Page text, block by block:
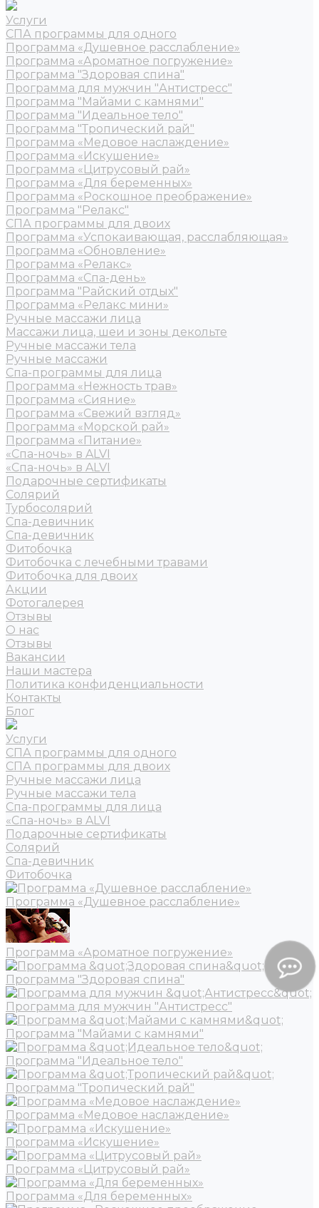
Услуги
СПА программы для одного
Программа «Душевное расслабление»
Программа «Ароматное погружение»
Программа "Здоровая спина"
Программа для мужчин "Антистресс"
Программа "Майами с камнями"
Программа "Идеальное тело"
Программа "Тропический рай"
Программа «Медовое наслаждение»
Программа «Искушение»
Программа «Цитрусовый рай»
Программа «Для беременных»
Программа «Роскошное преображение»
Программа "Релакс"
СПА программы для двоих
Программа «Успокаивающая, расслабляющая»
Программа «Обновление»
Программа «Релакс»
Программа «Спа-день»
Программа "Райский отдых"
Программа «Релакс мини»
Ручные массажи лица
Массажи лица, шеи и зоны декольте
Ручные массажи тела
Ручные массажи
Спа-программы для лица
Программа «Нежность трав»
Программа «Сияние»
Программа «Свежий взгляд»
Программа «Морской рай»
Программа «Питание»
«Спа-ночь» в ALVI
«Спа-ночь» в ALVI
Подарочные сертификаты
Солярий
Турбосолярий
Спа-девичник
Спа-девичник
Фитобочка
Фитобочка с лечебными травами
Фитобочка для двоих
Акции
Фотогалерея
Отзывы
О нас
Отзывы
Вакансии
Наши мастера
Политика конфиденциальности
Контакты
Блог
Услуги
СПА программы для одного
СПА программы для двоих
Ручные массажи лица
Ручные массажи тела
Спа-программы для лица
«Спа-ночь» в ALVI
Подарочные сертификаты
Солярий
Спа-девичник
Фитобочка
Программа «Душевное расслабление»
Программа «Ароматное погружение»
Программа "Здоровая спина"
Программа для мужчин "Антистресс"
Программа "Майами с камнями"
Программа "Идеальное тело"
Программа "Тропический рай"
Программа «Медовое наслаждение»
Программа «Искушение»
Программа «Цитрусовый рай»
Программа «Для беременных»